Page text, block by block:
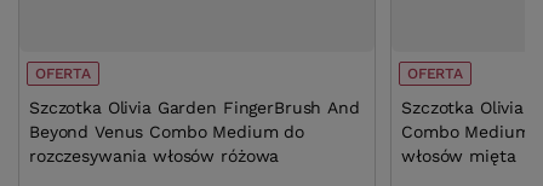
OFERTA
Szczotka Olivia Garden FingerBrush And
Beyond Venus Combo Medium do
rozczesywania włosów różowa
OFERTA
Szczotka Olivia
Combo Medium
włosów mięta